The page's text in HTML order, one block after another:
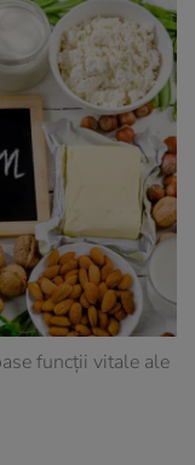
funcții vitale ale